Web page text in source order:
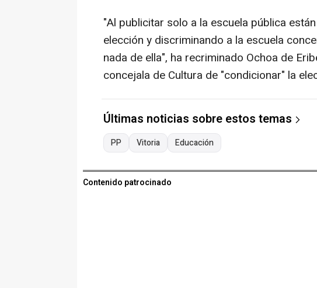
"Al publicitar solo a la escuela pública
elección y discriminando a la escuela
nada de ella", ha recriminado Ochoa de
concejala de Cultura de "condicionar" la
Últimas noticias sobre estos temas
PP Vitoria Educación
Contenido patrocinado